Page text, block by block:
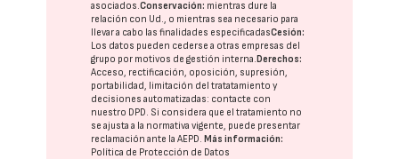
asociados.Conservación: mientras dure la
relación con Ud., o mientras sea necesario para
llevar a cabo las finalidades especificadasCesión:
Los datos pueden cederse a otras empresas del
grupo por motivos de gestión interna.Derechos:
Acceso, rectificación, oposición, supresión,
portabilidad, limitación del tratatamiento y
decisiones automatizadas: contacte con
nuestro DPD. Si considera que el tratamiento no
se ajusta a la normativa vigente, puede presentar
reclamación ante laAEPD.Más información:
Política de Protección de Datos